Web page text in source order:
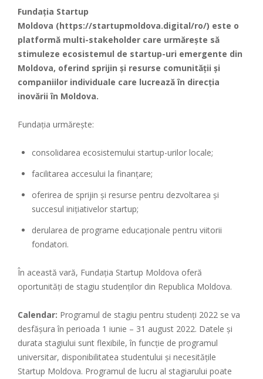
Fundația Startup
Moldova (https://startupmoldova.digital/ro/) este o
platformă multi-stakeholder care urmărește să
stimuleze ecosistemul de startup-uri emergente din
Moldova, oferind sprijin și resurse comunității și
companiilor individuale care lucrează în direcția
inovării în Moldova.
Fundația urmărește:
consolidarea ecosistemului startup-urilor locale;
facilitarea accesului la finanțare;
oferirea de sprijin și resurse pentru dezvoltarea și
succesul inițiativelor startup;
derularea de programe educaționale pentru viitorii
fondatori.
În această vară, Fundația Startup Moldova oferă
oportunități de stagiu studenților din Republica Moldova.
Calendar: Programul de stagiu pentru studenți 2022 se va
desfășura în perioada 1 iunie – 31 august 2022. Datele și
durata stagiului sunt flexibile, în funcție de programul
universitar, disponibilitatea studentului și necesitățile
Startup Moldova. Programul de lucru al stagiarului poate